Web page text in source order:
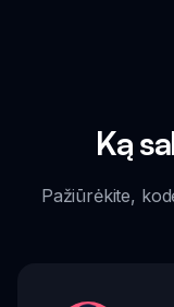
Ką
Pažiūrėkite,